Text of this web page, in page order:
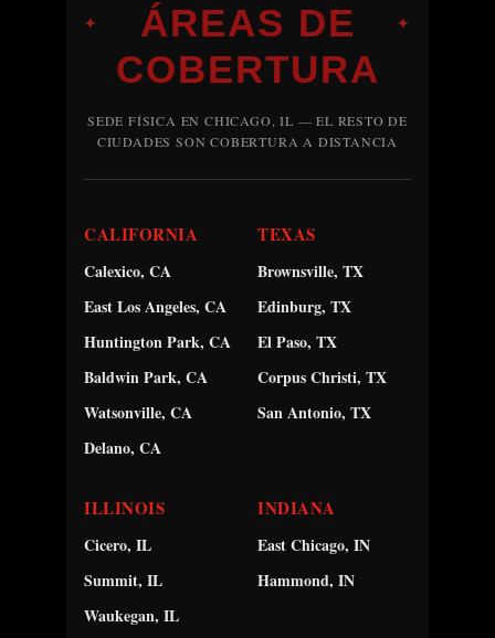
✦
ÁREAS DE
COBERTURA
✦
SEDE FÍSICA EN CHICAGO, IL — EL RESTO DE
CIUDADES SON COBERTURA A DISTANCIA
CALIFORNIA
Calexico, CA
East Los Angeles, CA
Huntington Park, CA
Baldwin Park, CA
Watsonville, CA
Delano, CA
TEXAS
Brownsville, TX
Edinburg, TX
El Paso, TX
Corpus Christi, TX
San Antonio, TX
ILLINOIS
Cicero, IL
Summit, IL
Waukegan, IL
INDIANA
East Chicago, IN
Hammond, IN